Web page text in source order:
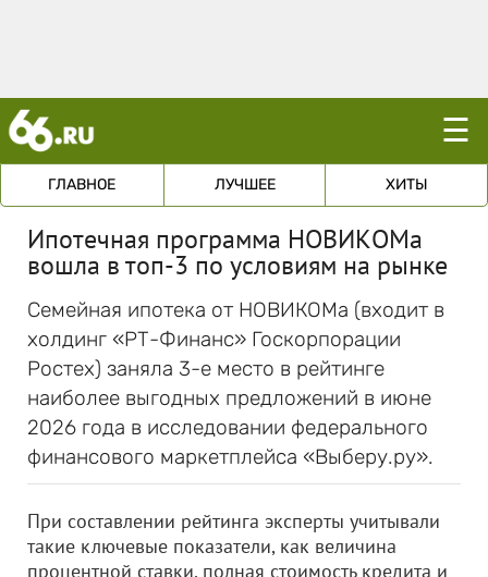
☰
ГЛАВНОЕ ЛУЧШЕЕ ХИТЫ
Ипотечная программа НОВИКОМа
вошла в топ-3 по условиям на рынке
Семейная ипотека от НОВИКОМа (входит в
холдинг «РТ-Финанс» Госкорпорации
Ростех) заняла 3-е место в рейтинге
наиболее выгодных предложений в июне
2026 года в исследовании федерального
финансового маркетплейса «Выберу.ру».
При составлении рейтинга эксперты учитывали
такие ключевые показатели, как величина
процентной ставки, полная стоимость кредита и